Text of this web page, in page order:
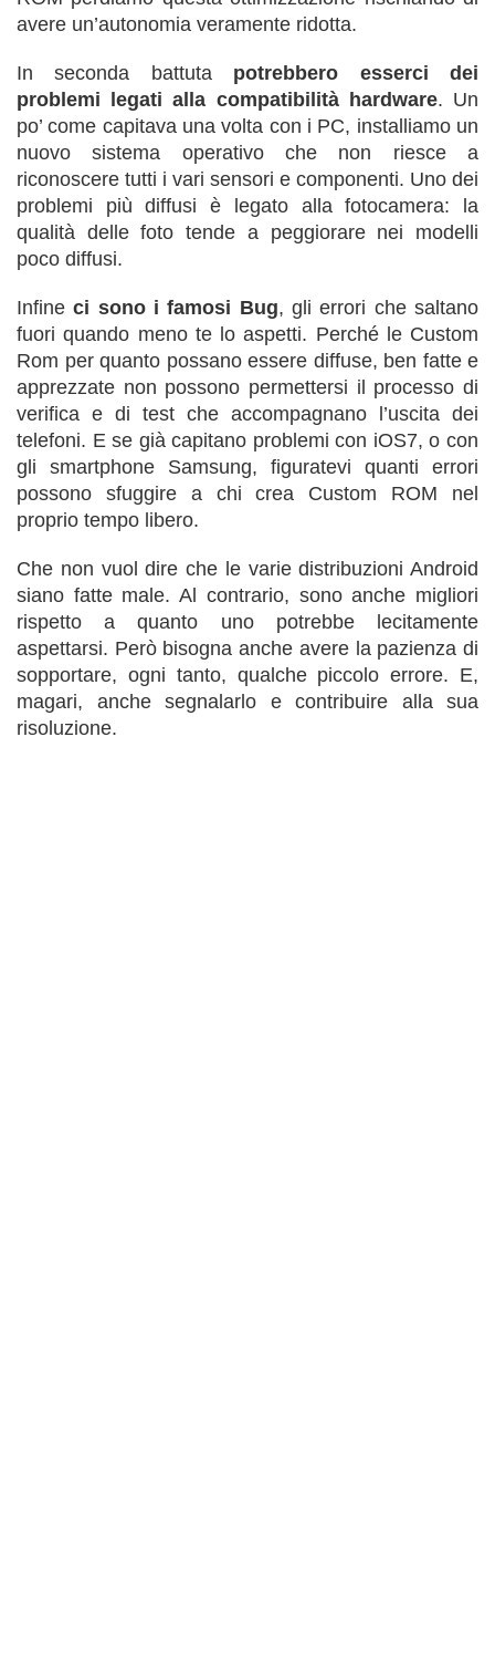
avere un’autonomia veramente ridotta.
In seconda battuta potrebbero esserci dei
problemi legati alla compatibilità hardware. Un
po’ come capitava una volta con i PC, installiamo un
nuovo sistema operativo che non riesce a
riconoscere tutti i vari sensori e componenti. Uno dei
problemi più diffusi è legato alla fotocamera: la
qualità delle foto tende a peggiorare nei modelli
poco diffusi.
Infineci sono i famosi Bug, gli errori che saltano
fuori quando meno te lo aspetti. Perché le Custom
Rom per quanto possano essere diffuse, ben fatte e
apprezzate non possono permettersi il processo di
verifica e di test che accompagnano l’uscita dei
telefoni. E se già capitano problemi con iOS7, o con
gli smartphone Samsung, figuratevi quanti errori
possono sfuggire a chi crea Custom ROM nel
proprio tempo libero.
Che non vuol dire che le varie distribuzioni Android
siano fatte male. Al contrario, sono anche migliori
rispetto a quanto uno potrebbe lecitamente
aspettarsi. Però bisogna anche avere la pazienza di
sopportare, ogni tanto, qualche piccolo errore. E,
magari, anche segnalarlo e contribuire alla sua
risoluzione.